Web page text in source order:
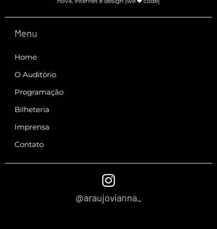
Menu
Home
O Auditório
Programação
Bilheteria
Imprensa
Contato
@araujovianna_